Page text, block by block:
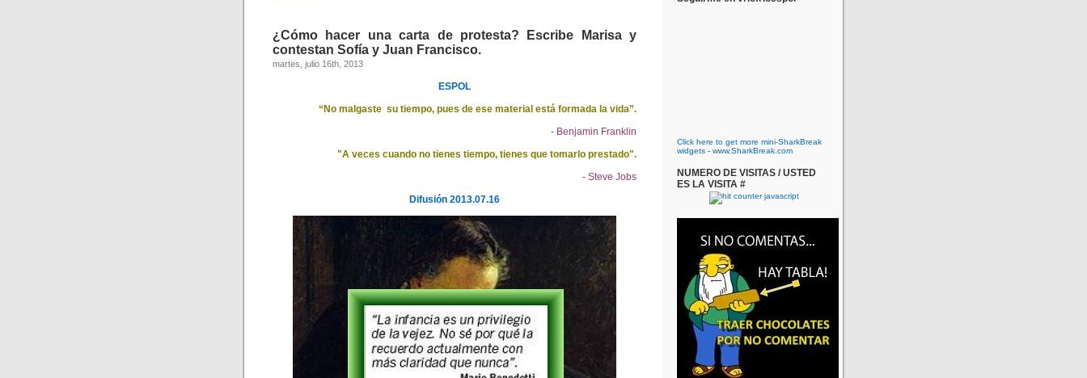
¿Cómo hacer una carta de protesta? Escribe Marisa y
contestan Sofía y Juan Francisco.
martes, julio 16th, 2013
ESPOL
“No malgaste su tiempo, pues de ese material está formada la vida”.
- Benjamin Franklin
"A veces cuando no tienes tiempo, tienes que tomarlo prestado".
- Steve Jobs
Difusión 2013.07.16
Click here to get more mini-SharkBreak
widgets - www.SharkBreak.com
NUMERO DE VISITAS / USTED
ES LA VISITA #